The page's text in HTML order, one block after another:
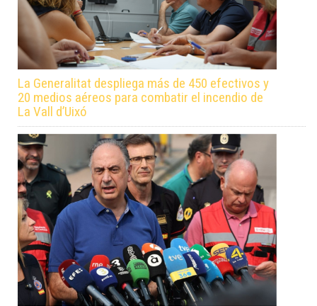
La Generalitat despliega más de 450 efectivos y
20 medios aéreos para combatir el incendio de
La Vall d’Uixó